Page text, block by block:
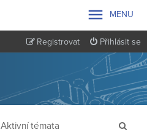
 MENU
Přihlásit se
Registrovat
Aktivní témata